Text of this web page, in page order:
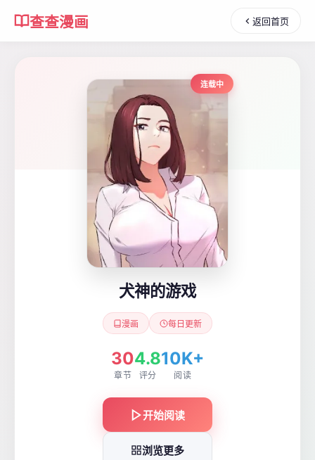
查查漫画 返回首页
连载中
犬神的游戏
漫画 每日更新
30
章节
4.8
评分
10K+
阅读
开始阅读
浏览更多